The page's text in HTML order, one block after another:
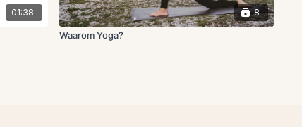
01:38 8
Waarom Yoga?